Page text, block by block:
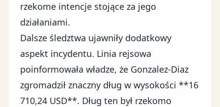
rzekome intencje stojące za jego
działaniami.
Dalsze śledztwa ujawniły dodatkowy
aspekt incydentu. Linia rejsowa
poinformowała władze, że Gonzalez-Diaz
zgromadził znaczny dług w wysokości **16
710,24 USD**. Dług ten był rzekomo